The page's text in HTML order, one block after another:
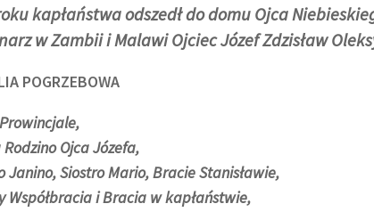
kapłaństwa odszedł do domu Ojca
w Zambii i Malawi Ojciec Józef Zdzisław
POGRZEBOWA
Ojca Józefa,
Janino, Siostro Mario, Bracie Stanisławie,
Współbracia i Bracia w kapłaństwie,